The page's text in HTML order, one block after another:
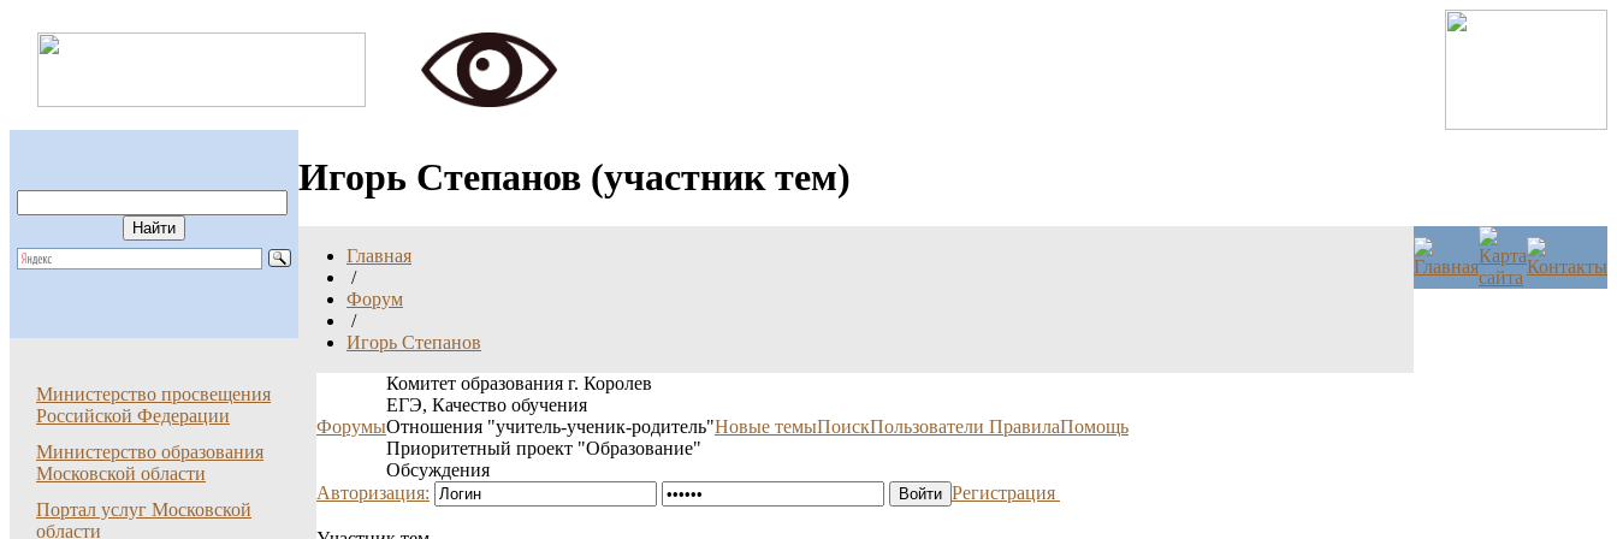
Игорь Степанов (участник тем)
Главная
/
Форум
/
Игорь Степанов
Министерство просвещения
Российской Федерации
Министерство образования
Московской области
Портал услуг Московской
области
Форумы
Комитет образования г. Королев
ЕГЭ, Качество обучения
Отношения "учитель-ученик-родитель"
Приоритетный проект "Образование"
Обсуждения
Новые темыПоискПользователи ПравилаПомощь
Авторизация: Регистрация